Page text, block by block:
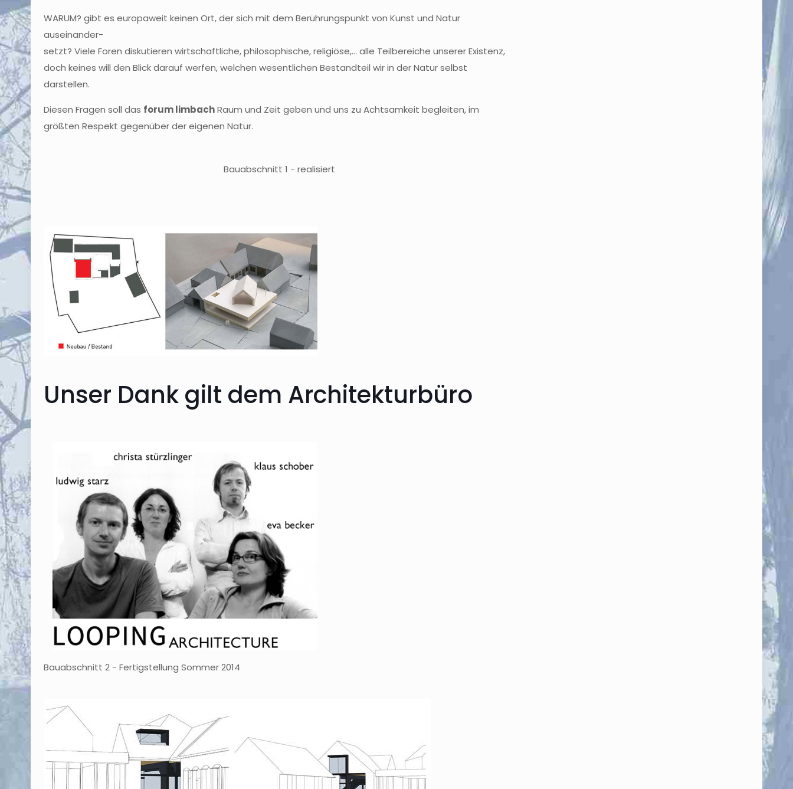
WARUM? gibt es europaweit keinen Ort, der sich mit dem Berührungspunkt von Kunst und Natur
auseinander-
setzt? Viele Foren diskutieren wirtschaftliche, philosophische, religiöse,… alle Teilbereiche unserer Existenz,
doch keines will den Blick darauf werfen, welchen wesentlichen Bestandteil wir in der Natur selbst
darstellen.
Diesen Fragen soll das forum limbachRaum und Zeit geben und uns zu Achtsamkeit begleiten, im
größten Respekt gegenüber der eigenen Natur.
Bauabschnitt 1 - realisiert
Unser Dank gilt dem Architekturbüro
Bauabschnitt 2 - Fertigstellung Sommer 2014